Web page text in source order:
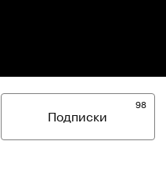
98
Подписки